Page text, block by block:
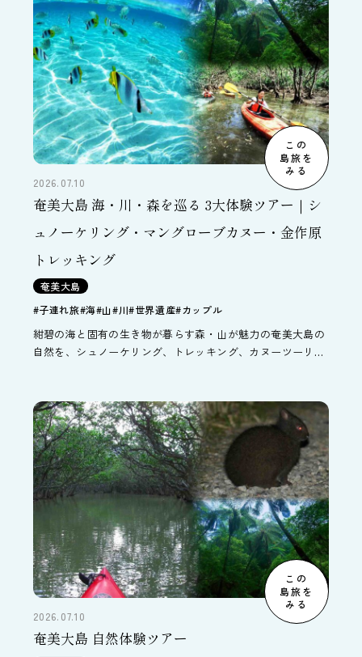
この
島旅を
みる
2026.07.10
奄美大島 海・川・森を巡る 3大体験ツアー｜シ
ュノーケリング・マングローブカヌー・金作原
トレッキング
奄美大島
#子連れ旅#海#山#川#世界遺産#カップル
紺碧の海と固有の生き物が暮らす森・山が魅力の奄美大島の
自然を、シュノーケリング、トレッキング、カヌーツーリン
ースです。
この
島旅を
みる
2026.07.10
奄美大島 自然体験ツアー